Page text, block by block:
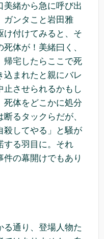
美緒から急に呼び出
ガンタこと岩田雅
け付けてみると、そ
体が！美緒曰く、
帰宅したらここで死
込まれたと親にバレ
止させられるかもし
死体をどこかに処分
るタックらだが、
殺してやる」と騒が
する羽目に。それ
の幕開けでもあり
る通り、登場人物た